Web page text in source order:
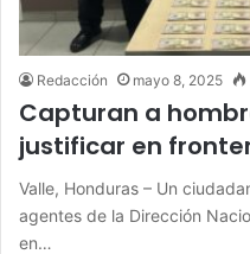
Redacción mayo 8, 2025
Capturan a
justificar en
Valle, Honduras – Un
agentes de la Dirección
en…